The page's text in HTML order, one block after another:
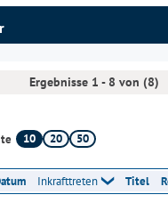
Ergebnisse 1 - 8 von (8)
10 20 50
Inkrafttreten Titel